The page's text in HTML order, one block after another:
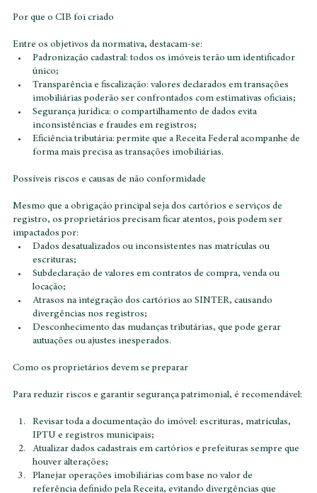
Entre os objetivos da normativa, destacam-se:
Padronização cadastral: todos os imóveis terão um identificador
único;
Transparência e fiscalização: valores declarados em transações
imobiliárias poderão ser confrontados com estimativas oficiais;
Segurança jurídica: o compartilhamento de dados evita
inconsistências e fraudes em registros;
Eficiência tributária: permite que a Receita Federal acompanhe de
Mesmo que a obrigação principal seja dos cartórios e serviços de
registro, os proprietários precisam ficar atentos, pois podem ser
impactados por:
Dados desatualizados ou inconsistentes nas matrículas ou
escrituras;
Subdeclaração de valores em contratos de compra, venda ou
locação;
Atrasos na integração dos cartórios ao SINTER, causando
divergências nos registros;
Desconhecimento das mudanças tributárias, que pode gerar
Revisar toda a documentação do imóvel: escrituras, matrículas,
IPTU e registros municipais;
Atualizar dados cadastrais em cartórios e prefeituras sempre que
houver alterações;